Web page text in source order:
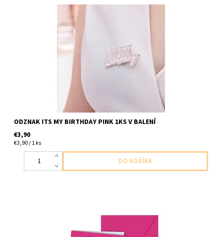
kovovy odznak ruzovy moj narodeninovy den 1ks v baleni
ODZNAK ITS MY BIRTHDAY PINK 1KS V BALENÍ
€3,90
€3,90 / 1 ks
papierove pozvanky hello kitty 6ks v balení ,6ks pozvanok a 6ks